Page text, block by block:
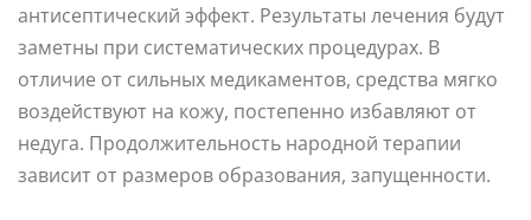
антисептический эффект. Результаты лечения будут
заметны при систематических процедурах. В
отличие от сильных медикаментов, средства мягко
воздействуют на кожу, постепенно избавляют от
недуга. Продолжительность народной терапии
зависит от размеров образования, запущенности.